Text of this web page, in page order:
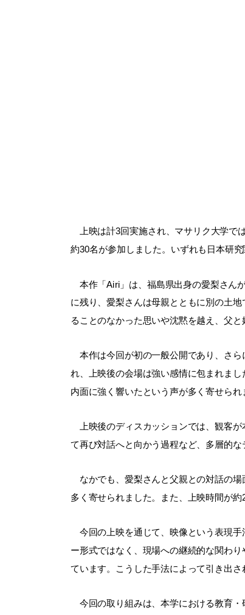
上映は計3回実施され、マサリク大学で
約30名が参加しました。いずれも日本研
本作「Airi」は、福島県出身の愛梨さん
に残り、愛梨さんは母親とともに別の土
ることのなかった思いや沈黙を越え、父
本作は今回が初の一般公開であり、さら
れ、上映後の会場は強い感情に包まれま
内面に強く響いたという声が多く寄せられ
上映後のディスカッションでは、観客が
て再び対話へと向かう過程など、多層的な
なかでも、愛梨さんと父親との対話の場
多く寄せられました。また、上映時間が
今回の上映を通じて、映像という表現手
ー形式ではなく、現場への継続的な関わ
ています。こうした手法によって引き出
今回の取り組みは、本学における教育・